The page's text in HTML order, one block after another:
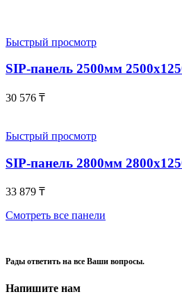
Быстрый просмотр
SIP-панель 2500мм
30 576 ₸
Быстрый просмотр
SIP-панель 2800мм
33 879 ₸
Смотреть все панели
Рады ответить на все Ваши вопросы.
Напишите нам